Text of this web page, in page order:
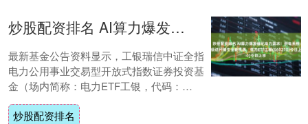
炒股配资排名 AI算力爆发催化电力需求！供电系统升级迭代催生全新机遇，电力ETF工银(560270)今日上市
最新基金公告资料显示，工银瑞信中证全指
电力公用事业交易型开放式指数证券投资基
金（场内简称：电力ETF工银，代码：
560270）于2026年3月6日在上海证券交
易....
炒股配资排名